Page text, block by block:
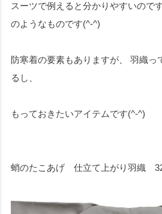
スーツで例えると分かりやすいので
のようなものです(^-^)
防寒着の要素もありますが、 羽織っ
るし、
もっておきたいアイテムです(^-^)
蛸のたこあげ 仕立て上がり羽織